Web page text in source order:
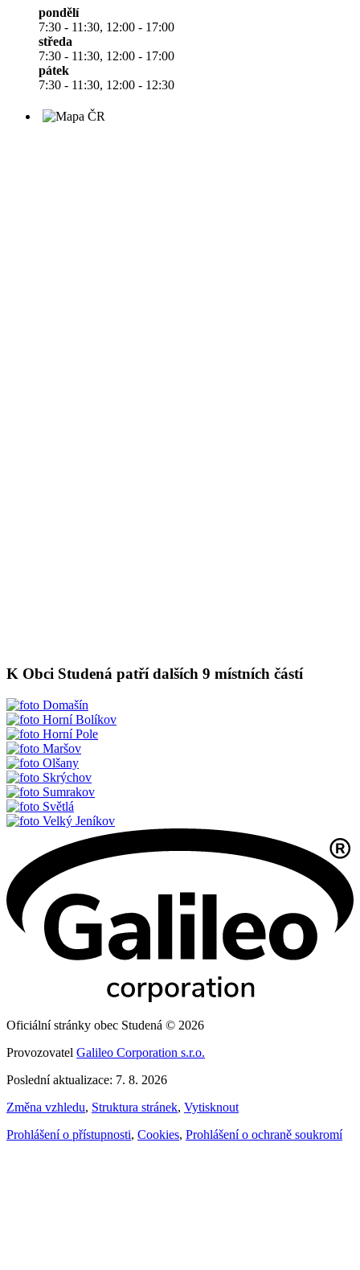
pondělí
7:30 - 11:30, 12:00 - 17:00
středa
7:30 - 11:30, 12:00 - 17:00
pátek
7:30 - 11:30, 12:00 - 12:30
K Obci Studená patří dalších 9 místních částí
Domašín
Horní Bolíkov
Horní Pole
Maršov
Olšany
Skrýchov
Sumrakov
Světlá
Velký Jeníkov
Oficiální stránky obec Studená © 2026
Provozovatel Galileo Corporation s.r.o.
Poslední aktualizace: 7. 8. 2026
Změna vzhledu, Struktura stránek, Vytisknout
Prohlášení o přístupnosti, Cookies, Prohlášení o ochraně soukromí